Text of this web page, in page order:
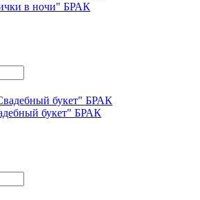
в ночи" БРАК
букет" БРАК